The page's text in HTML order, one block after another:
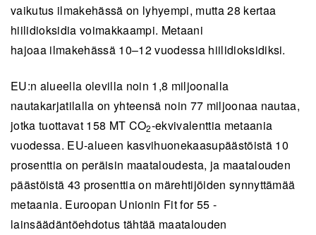
vaikutus ilmakehässä on lyhyempi, mutta 28 kertaa
hiilidioksidia voimakkaampi. Metaani
hajoaa ilmakehässä 10–12 vuodessa hiilidioksidiksi.
EU:n alueella olevilla noin 1,8 miljoonalla
nautakarjatilalla on yhteensä noin 77 miljoonaa nautaa,
jotka tuottavat 158 MT CO2-ekvivalenttia metaania
vuodessa. EU-alueen kasvihuonekaasupäästöistä 10
prosenttia on peräisin maataloudesta, ja maatalouden
päästöistä 43 prosenttia on märehtijöiden synnyttämää
metaania. Euroopan Unionin Fit for 55 -
lainsäädäntöehdotus tähtää maatalouden